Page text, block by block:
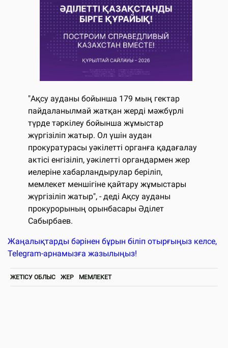
"Ақсу ауданы бойынша 179 мың гектар
пайдаланылмай жатқан жерді мәжбүрлі
түрде тәркілеу бойынша жұмыстар
жүргізіліп жатыр. Ол үшін аудан
прокуратурасы уәкілетті органға қадағалау
актісі енгізіліп, уәкілетті органдармен жер
иелеріне хабарландырулар беріліп,
мемлекет меншігіне қайтару жұмыстары
жүргізіліп жатыр", - деді Ақсу ауданы
прокурорының орынбасары Әділет
Сабырбаев.
Жаңалықтарды бәрінен бұрын біліп отырғыңыз келсе,
Telegram-арнамызға жазылыңыз!
ЖЕТІСУ ОБЛЫС ЖЕР МЕМЛЕКЕТ